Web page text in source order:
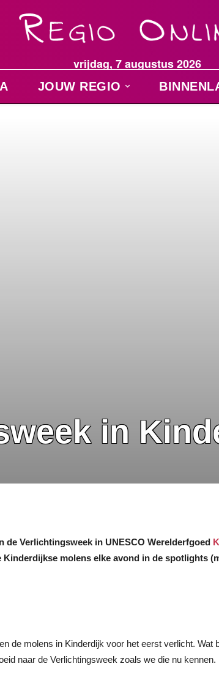
vrijdag, 7 augustus 2026
JOUW REGIO
in
de Verlichtingsweek in UNESCO Werelderfgoed
molens elke avond in de spotlights
de molens in Kinderdijk voor het eerst verlicht. Wat
naar de Verlichtingsweek zoals we die nu kennen.